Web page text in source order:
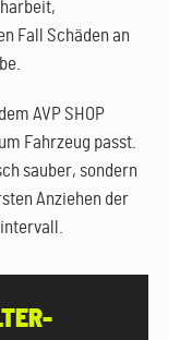
Fall Schäden an
AVP SHOP
Fahrzeug passt.
sauber, sondern
Anziehen der